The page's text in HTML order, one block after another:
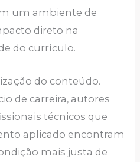
um ambiente de
direto na
do currículo.
do conteúdo.
de carreira, autores
técnicos que
aplicado encontram
mais justa de